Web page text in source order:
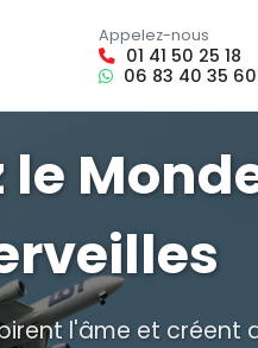
Appelez-nous
01 41 50 25 18
06 83 40 35 60
le
l'âme et créent